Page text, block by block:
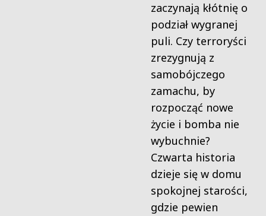
zaczynają kłótnię o
podział wygranej
puli. Czy terroryści
zrezygnują z
samobójczego
zamachu, by
rozpocząć nowe
życie i bomba nie
wybuchnie?
Czwarta historia
dzieje się w domu
spokojnej starości,
gdzie pewien